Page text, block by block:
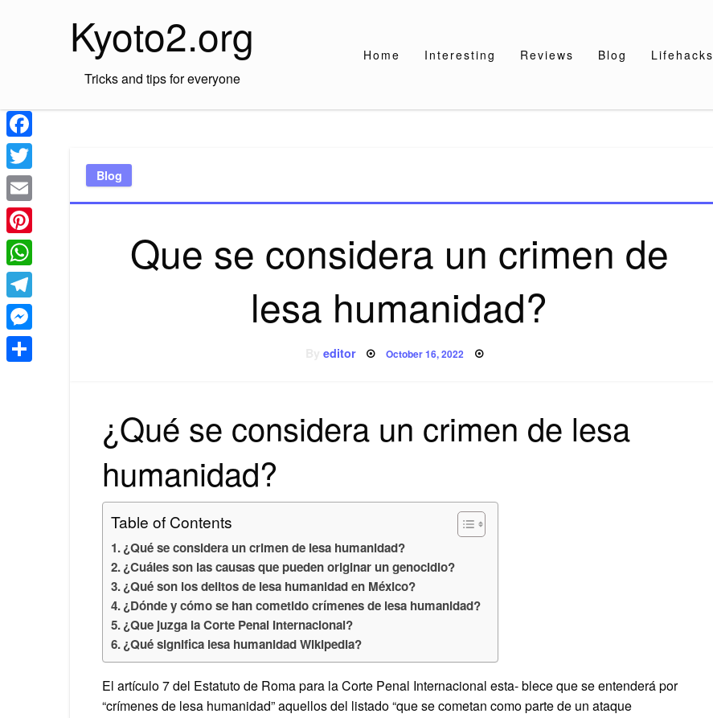
Kyoto2.org
Tricks and tips for everyone
Home Interesting Reviews Blog Lifehacks
Blog
Que se considera un crimen de
lesa humanidad?
editor Posted
October 16, 2022
¿Qué se considera un crimen de lesa
humanidad?
Table of Contents
¿Qué se considera un crimen de lesa humanidad?
¿Cuáles son las causas que pueden originar un genocidio?
¿Qué son los delitos de lesa humanidad en México?
¿Dónde y cómo se han cometido crímenes de lesa humanidad?
¿Que juzga la Corte Penal Internacional?
¿Qué significa lesa humanidad Wikipedia?
El artículo 7 del Estatuto de Roma para la Corte Penal Internacional esta- blece que se entenderá por
“crímenes de lesa humanidad” aquellos del listado “que se cometan como parte de un ataque
Facebook
Twitter
Email
Pinterest
WhatsApp
Telegram
Messenger